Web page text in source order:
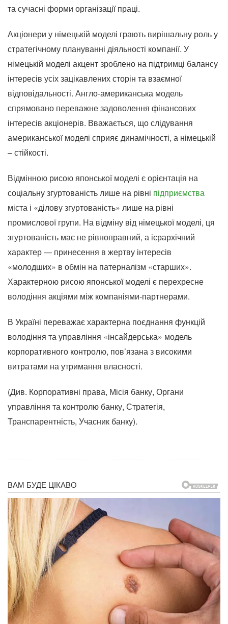
та сучасні форми організації праці.
Акціонери у німецькій моделі грають вирішальну роль у
стратегічному плануванні діяльності компанії. У
німецькій моделі акцент зроблено на підтримці балансу
інтересів усіх зацікавлених сторін та взаємної
відповідальності. Англо-американська модель
спрямовано переважне задоволення фінансових
інтересів акціонерів. Вважається, що слідування
американської моделі сприяє динамічності, а німецькій
– стійкості.
Відмінною рисою японської моделі є орієнтація на
соціальну згуртованість лише на рівні підприємства
міста і «ділову згуртованість» лише на рівні
промислової групи. На відміну від німецької моделі, ця
згуртованість має не рівноправний, а ієрархічний
характер — принесення в жертву інтересів
«молодших» в обмін на патерналізм «старших».
Характерною рисою японської моделі є перехресне
володіння акціями між компаніями-партнерами.
В Україні переважає характерна поєднання функцій
володіння та управління «інсайдерська» модель
корпоративного контролю, пов’язана з високими
витратами на утримання власності.
(Див. Корпоративні права, Місія банку, Органи
управління та контролю банку, Стратегія,
Транспарентність, Учасник банку).